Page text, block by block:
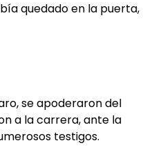
quedado en la puerta,
se apoderaron del
a la carrera, ante la
testigos.